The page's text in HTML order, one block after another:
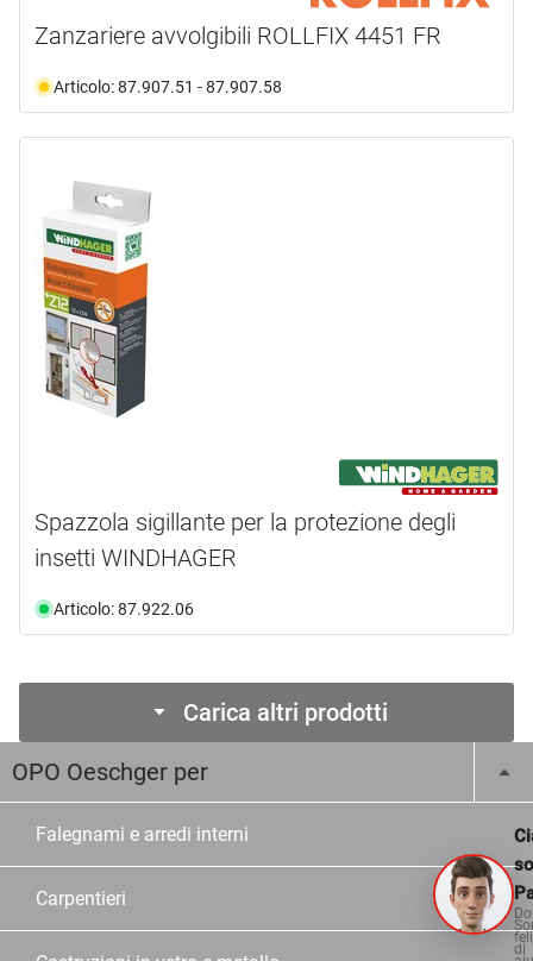
Zanzariere avvolgibili ROLLFIX 4451 FR
Articolo: 87.907.51 - 87.907.58
Spazzola sigillante per la protezione degli
insetti WINDHAGER
Articolo: 87.922.06
Carica altri prodotti
OPO Oeschger per
Falegnami e arredi interni
Carpentieri
di